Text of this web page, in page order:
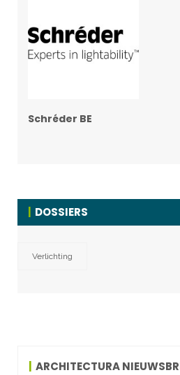
Schréder BE
DOSSIERS
Verlichting
ARCHITECTURA